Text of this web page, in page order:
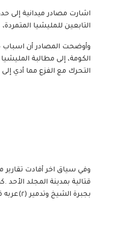
اشارت مصادر ميدانية إلى
التابعين للمليشيا المتمردة،
الكومة، إلى مطالبة
التحرك مع الفزع مما أدي
بجبرة الشيخ وتدمير (٢)عربه قتالية فضلا عن هلاك (٢٠)متمرد بمنطقة ام قرفة.